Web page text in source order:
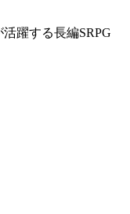
活躍する長編SRPG